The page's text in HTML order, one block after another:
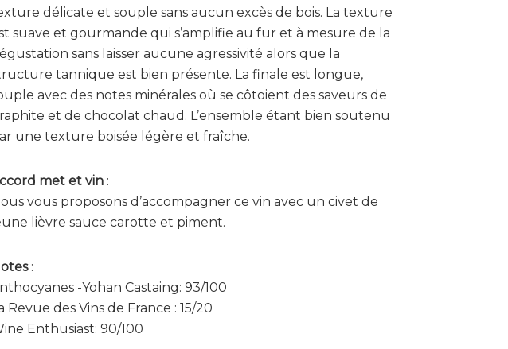
délicate et souple sans aucun excès de bois. La texture
suave et gourmande qui s’amplifie au fur et à mesure de la
sans laisser aucune agressivité alors que la
tannique est bien présente. La finale est longue,
avec des notes minérales où se côtoient des saveurs de
et de chocolat chaud. L’ensemble étant bien soutenu
une texture boisée légère et fraîche.
met et vin:
vous proposons d’accompagner ce vin avec un civet de
lièvre sauce carotte et piment.
:
-Yohan Castaing: 93/100
Revue des Vins de France : 15/20
Enthusiast: 90/100